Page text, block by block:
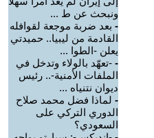
ونبحث عن ط ...
- بعد ضربة موجعة لقوافله
القادمة من ليبيا.. حميدتي
يعلن -الطوا ...
- -تعهّد بالولاء وتدخل في
الملفات الأمنية-.. رئيس
ديوان نتنياه ...
- لماذا فضل محمد صلاح
الدوري التركي على
السعودي؟